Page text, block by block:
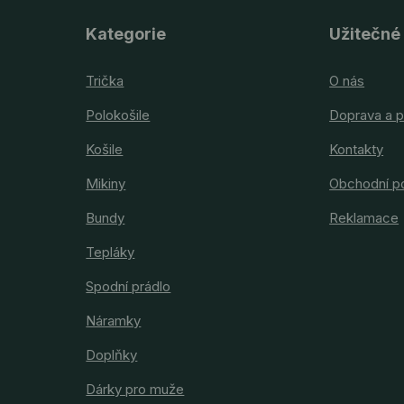
Kategorie
Trička
Polokošile
Košile
Mikiny
Bundy
Tepláky
Spodní prádlo
Náramky
Doplňky
Dárky pro muže
O nás
Doprava a
Kontakty
Obchodní
Reklamace